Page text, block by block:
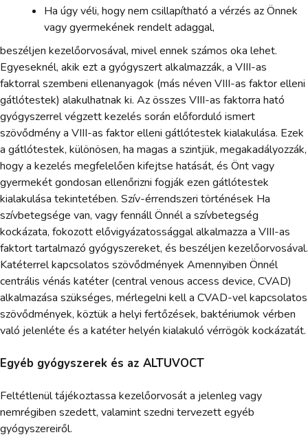
Ha úgy véli, hogy nem csillapítható a vérzés az Önnek
vagy gyermekének rendelt adaggal,
beszéljen kezelőorvosával, mivel ennek számos oka lehet.
Egyeseknél, akik ezt a gyógyszert alkalmazzák, a VIII-as
faktorral szembeni ellenanyagok (más néven VIII-as faktor elleni
gátlótestek) alakulhatnak ki. Az összes VIII-as faktorra ható
gyógyszerrel végzett kezelés során előforduló ismert
szövődmény a VIII-as faktor elleni gátlótestek kialakulása. Ezek
a gátlótestek, különösen, ha magas a szintjük, megakadályozzák,
hogy a kezelés megfelelően kifejtse hatását, és Önt vagy
gyermekét gondosan ellenőrizni fogják ezen gátlótestek
kialakulása tekintetében. Szív-érrendszeri történések Ha
szívbetegsége van, vagy fennáll Önnél a szívbetegség
kockázata, fokozott elővigyázatossággal alkalmazza a VIII-as
faktort tartalmazó gyógyszereket, és beszéljen kezelőorvosával.
Katéterrel kapcsolatos szövődmények Amennyiben Önnél
centrális vénás katéter (central venous access device, CVAD)
alkalmazása szükséges, mérlegelni kell a CVAD-vel kapcsolatos
szövődmények, köztük a helyi fertőzések, baktériumok vérben
való jelenléte és a katéter helyén kialakuló vérrögök kockázatát.
Egyéb gyógyszerek és az ALTUVOCT
Feltétlenül tájékoztassa kezelőorvosát a jelenleg vagy
nemrégiben szedett, valamint szedni tervezett egyéb
gyógyszereiről.